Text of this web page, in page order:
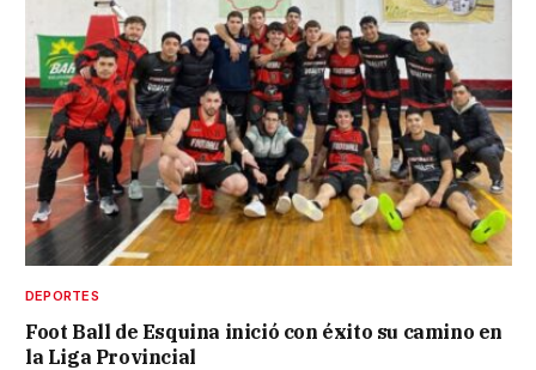
DEPORTES
Foot Ball de Esquina inició con éxito su camino en
la Liga Provincial